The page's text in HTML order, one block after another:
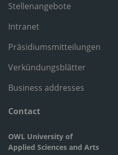
Stellenangebote
Intranet
Präsidiumsmitteilungen
Verkündungsblätter
Business addresses
Contact
OWL University of
Applied Sciences and Arts